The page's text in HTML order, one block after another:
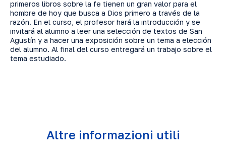
primeros libros sobre la fe tienen un gran valor para el
hombre de hoy que busca a Dios primero a través de la
razón. En el curso, el profesor hará la introducción y se
invitará al alumno a leer una selección de textos de San
Agustín y a hacer una exposición sobre un tema a elección
del alumno. Al final del curso entregará un trabajo sobre el
tema estudiado.
Altre informazioni utili